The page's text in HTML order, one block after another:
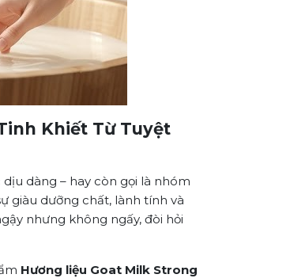
Khiết Từ Tuyệt
dàng – hay còn gọi là nhóm
giàu dưỡng chất, lành tính và
nhưng không ngấy, đòi hỏi
Hương liệu Goat Milk Strong